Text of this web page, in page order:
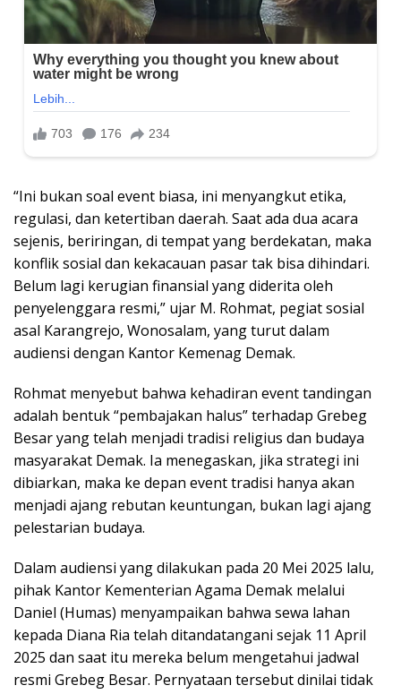
“Ini bukan soal event biasa, ini menyangkut etika,
regulasi, dan ketertiban daerah. Saat ada dua acara
sejenis, beriringan, di tempat yang berdekatan, maka
konflik sosial dan kekacauan pasar tak bisa dihindari.
Belum lagi kerugian finansial yang diderita oleh
penyelenggara resmi,” ujar M. Rohmat, pegiat sosial
asal Karangrejo, Wonosalam, yang turut dalam
audiensi dengan Kantor Kemenag Demak.
Rohmat menyebut bahwa kehadiran event tandingan
adalah bentuk “pembajakan halus” terhadap Grebeg
Besar yang telah menjadi tradisi religius dan budaya
masyarakat Demak. Ia menegaskan, jika strategi ini
dibiarkan, maka ke depan event tradisi hanya akan
menjadi ajang rebutan keuntungan, bukan lagi ajang
pelestarian budaya.
Dalam audiensi yang dilakukan pada 20 Mei 2025 lalu,
pihak Kantor Kementerian Agama Demak melalui
Daniel (Humas) menyampaikan bahwa sewa lahan
kepada Diana Ria telah ditandatangani sejak 11 April
2025 dan saat itu mereka belum mengetahui jadwal
resmi Grebeg Besar. Pernyataan tersebut dinilai tidak